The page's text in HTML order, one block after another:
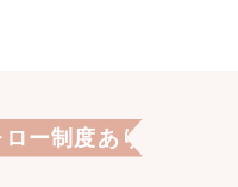
ー制度あり